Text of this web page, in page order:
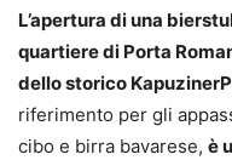
L’apertura di una
quartiere di Porta
dello storico
riferimento per gli
cibo e birra bavarese, è